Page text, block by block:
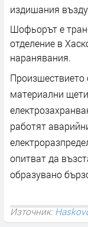
издишания
Шофьорът е
отделение в
наранявания.
Произшествието
материални
работят
опитват да
образувано
Източник: